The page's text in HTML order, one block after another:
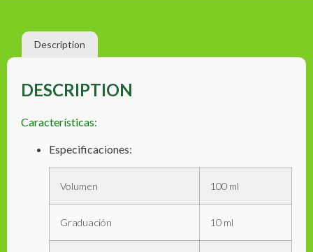
Description
DESCRIPTION
Características:
Especificaciones:
Volumen 100 ml
Graduación 10 ml